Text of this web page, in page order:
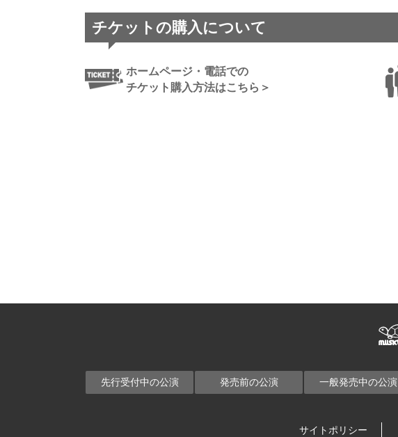
チケットの購入について
ホームページ・電話での
チケット購入方法はこちら＞
先行受付中の公演 発売前の公演 一般発売中の公演
サイトポリシー